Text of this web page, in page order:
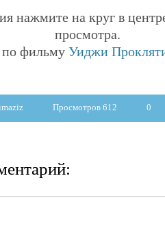
нажмите на круг в
просмотра.
по фильмуУиджи
Просмотров 612 0